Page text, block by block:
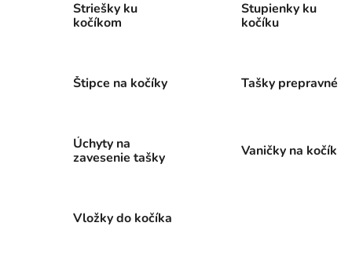
Striešky ku
kočíkom
Stupienky ku
kočíku
Štipce na kočíky Tašky prepravné
Úchyty na
zavesenie tašky
Vaničky na kočík
Vložky do kočíka